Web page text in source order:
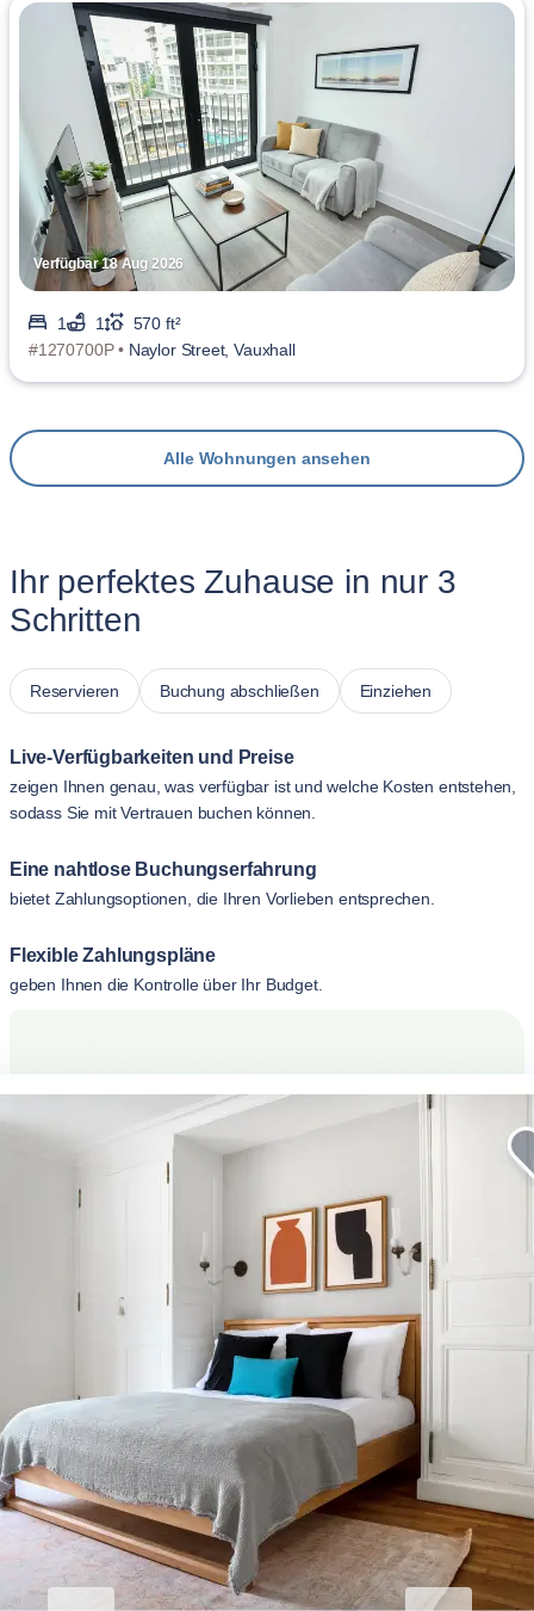
Verfügbar 18 Aug 2026
1 1
570 ft²
#1270700P • Naylor Street, Vauxhall
Alle Wohnungen ansehen
Ihr perfektes Zuhause in nur 3
Schritten
Reservieren Buchung abschließen Einziehen
Live-Verfügbarkeiten und Preise
zeigen Ihnen genau, was verfügbar ist und welche Kosten entstehen,
sodass Sie mit Vertrauen buchen können.
Eine nahtlose Buchungserfahrung
bietet Zahlungsoptionen, die Ihren Vorlieben entsprechen.
Flexible Zahlungspläne
geben Ihnen die Kontrolle über Ihr Budget.
Erhöhen Sie Ihren
Geschäftsaufenthalt.